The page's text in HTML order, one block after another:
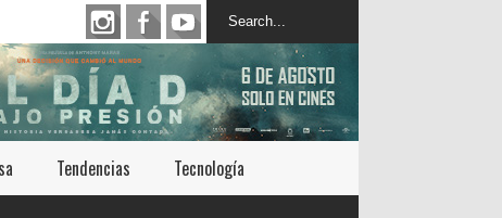
Tendencias Tecnología